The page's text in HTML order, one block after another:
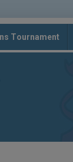
Tournament